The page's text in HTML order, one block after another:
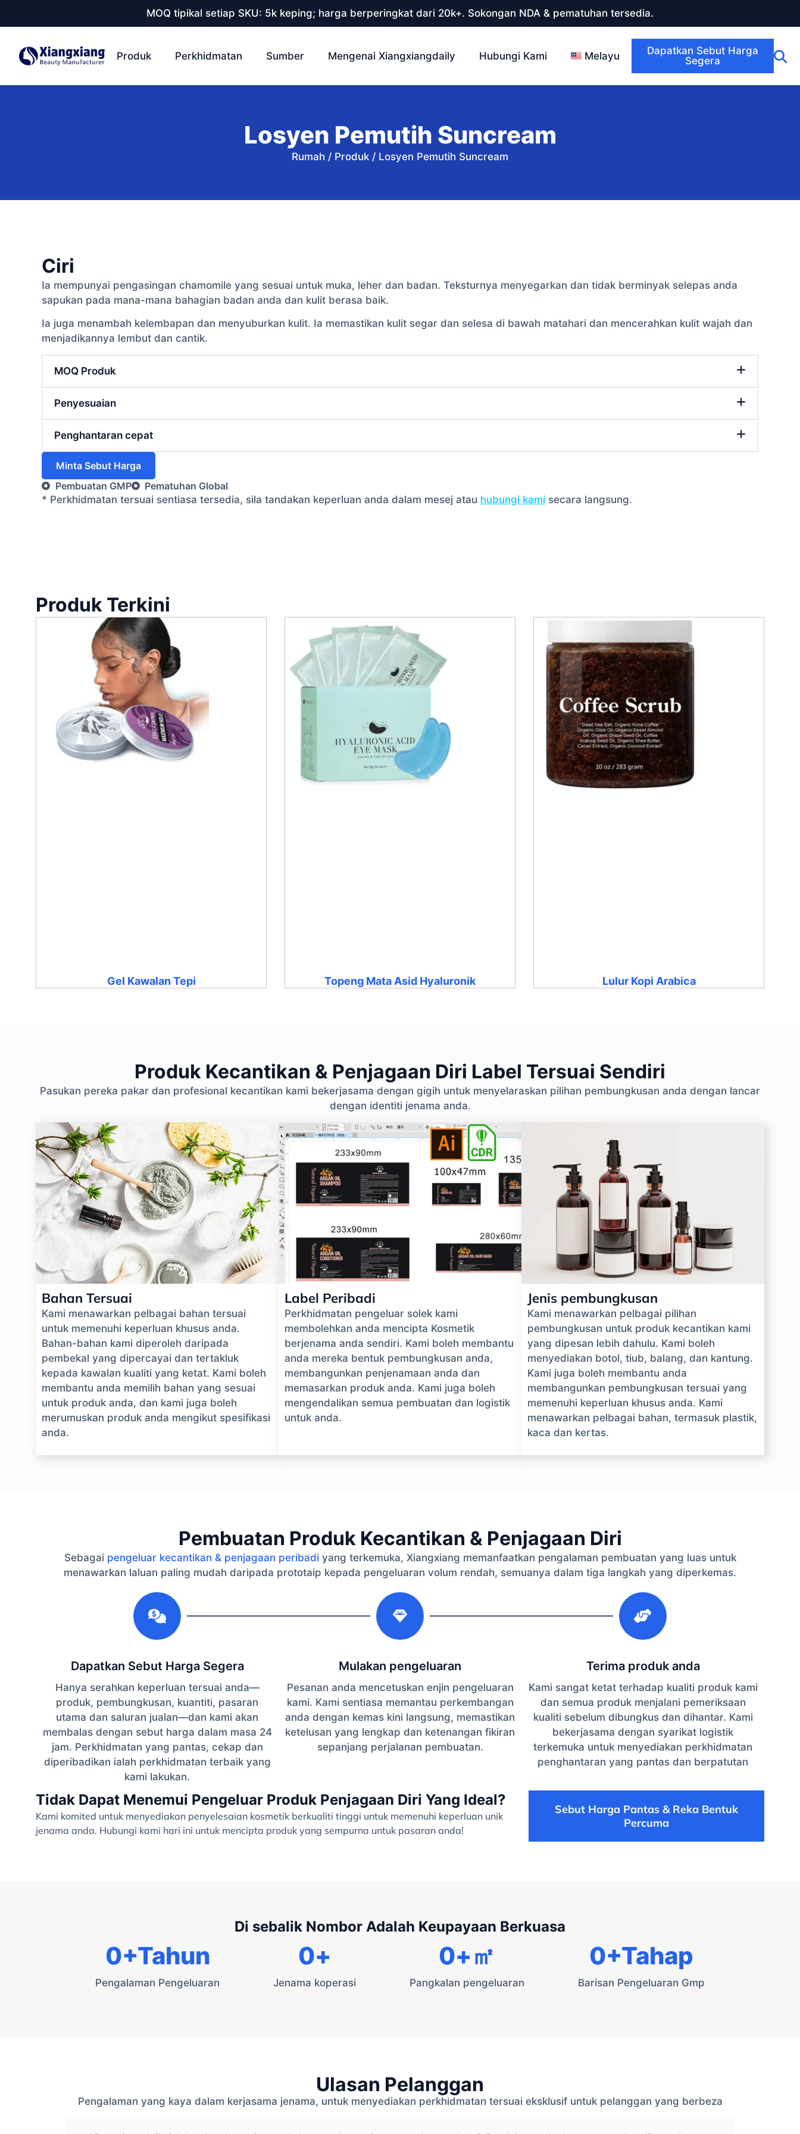
MOQ tipikal setiap SKU: 5k keping; harga berperingkat dari 20k+. Sokongan NDA & pematuhan tersedia.
Produk Perkhidmatan Sumber Mengenai Xiangxiangdaily Hubungi Kami Melayu
Dapatkan Sebut Harga
Segera
Losyen Pemutih Suncream
Rumah / Produk / Losyen Pemutih Suncream
Ciri
Ia mempunyai pengasingan chamomile yang sesuai untuk muka, leher dan badan. Teksturnya menyegarkan dan tidak berminyak selepas anda
sapukan pada mana-mana bahagian badan anda dan kulit berasa baik.
Ia juga menambah kelembapan dan menyuburkan kulit. Ia memastikan kulit segar dan selesa di bawah matahari dan mencerahkan kulit wajah dan
menjadikannya lembut dan cantik.
MOQ Produk
Penyesuaian
Penghantaran cepat
Minta Sebut Harga
Pembuatan GMP
Pematuhan Global
* Perkhidmatan tersuai sentiasa tersedia, sila tandakan keperluan anda dalam mesej atau hubungi kami secara langsung.
Produk Terkini
Gel Kawalan Tepi Topeng Mata Asid Hyaluronik Lulur Kopi Arabica
Produk Kecantikan & Penjagaan Diri Label Tersuai Sendiri
Pasukan pereka pakar dan profesional kecantikan kami bekerjasama dengan gigih untuk menyelaraskan pilihan pembungkusan anda dengan lancar
dengan identiti jenama anda.
Bahan Tersuai
Kami menawarkan pelbagai bahan tersuai
untuk memenuhi keperluan khusus anda.
Bahan-bahan kami diperoleh daripada
pembekal yang dipercayai dan tertakluk
kepada kawalan kualiti yang ketat. Kami boleh
membantu anda memilih bahan yang sesuai
untuk produk anda, dan kami juga boleh
merumuskan produk anda mengikut spesifikasi
anda.
Label Peribadi
Perkhidmatan pengeluar solek kami
membolehkan anda mencipta Kosmetik
berjenama anda sendiri. Kami boleh membantu
anda mereka bentuk pembungkusan anda,
membangunkan penjenamaan anda dan
memasarkan produk anda. Kami juga boleh
mengendalikan semua pembuatan dan logistik
untuk anda.
Jenis pembungkusan
Kami menawarkan pelbagai pilihan
pembungkusan untuk produk kecantikan kami
yang dipesan lebih dahulu. Kami boleh
menyediakan botol, tiub, balang, dan kantung.
Kami juga boleh membantu anda
membangunkan pembungkusan tersuai yang
memenuhi keperluan khusus anda. Kami
menawarkan pelbagai bahan, termasuk plastik,
kaca dan kertas.
Pembuatan Produk Kecantikan & Penjagaan Diri
Sebagai pengeluar kecantikan & penjagaan peribadiyang terkemuka, Xiangxiang memanfaatkan pengalaman pembuatan yang luas untuk
menawarkan laluan paling mudah daripada prototaip kepada pengeluaran volum rendah, semuanya dalam tiga langkah yang diperkemas.
Dapatkan Sebut Harga Segera
Hanya serahkan keperluan tersuai anda—
produk, pembungkusan, kuantiti, pasaran
utama dan saluran jualan—dan kami akan
membalas dengan sebut harga dalam masa 24
jam. Perkhidmatan yang pantas, cekap dan
diperibadikan ialah perkhidmatan terbaik yang
kami lakukan.
Mulakan pengeluaran
Pesanan anda mencetuskan enjin pengeluaran
kami. Kami sentiasa memantau perkembangan
anda dengan kemas kini langsung, memastikan
ketelusan yang lengkap dan ketenangan fikiran
sepanjang perjalanan pembuatan.
Terima produk anda
Kami sangat ketat terhadap kualiti produk kami
dan semua produk menjalani pemeriksaan
kualiti sebelum dibungkus dan dihantar. Kami
bekerjasama dengan syarikat logistik
terkemuka untuk menyediakan perkhidmatan
penghantaran yang pantas dan berpatutan
Tidak Dapat Menemui Pengeluar Produk Penjagaan Diri Yang Ideal?
Kami komited untuk menyediakan penyelesaian kosmetik berkualiti tinggi untuk memenuhi keperluan unik
jenama anda. Hubungi kami hari ini untuk mencipta produk yang sempurna untuk pasaran anda!
Sebut Harga Pantas & Reka Bentuk
Percuma
Di sebalik Nombor Adalah Keupayaan Berkuasa
Pengalaman Pengeluaran
0+Tahun
Jenama koperasi
0+
Pangkalan pengeluaran
0+㎡
Barisan Pengeluaran Gmp
0+Tahap
Ulasan Pelanggan
Pengalaman yang kaya dalam kerjasama jenama, untuk menyediakan perkhidmatan tersuai eksklusif untuk pelanggan yang berbeza